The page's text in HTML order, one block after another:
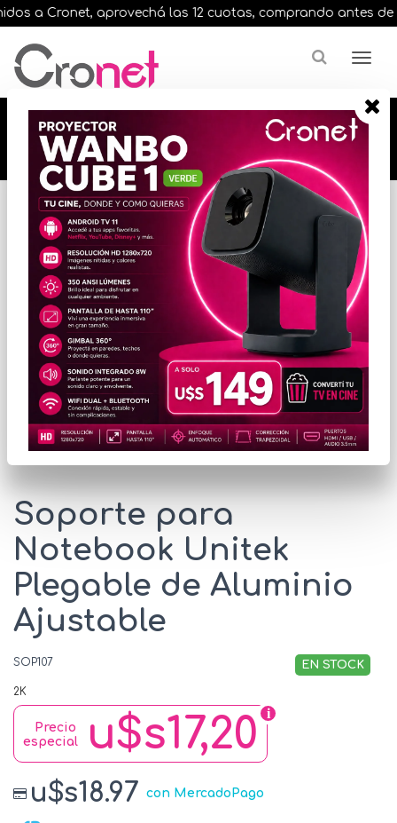
a Cronet, aprovechá las 12 cuotas, comprando antes de
🔥🔥🔥 12 cuotas, en todos nuestros artículos,
comprando antes de las 13 hrs. envíos en el
día 🔥🔥🔥
Inicio
EQUIPOS PORTATILES
ACCESORIOS PARA NOTEBOOK
Soporte para
Notebook Unitek
Plegable de Aluminio
Ajustable
SOP107 EN STOCK
2K
u$s17,20
Precio
especial
u$s18.97 con MercadoPago